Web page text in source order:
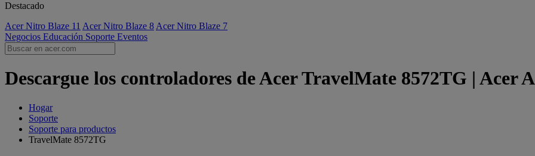
Destacado
Acer Nitro Blaze 11 Acer Nitro Blaze 8 Acer Nitro Blaze 7
Negocios Educación Soporte Eventos
Descargue los controladores de Acer TravelMate 8572TG | Acer
Hogar
Soporte
Soporte para productos
TravelMate 8572TG